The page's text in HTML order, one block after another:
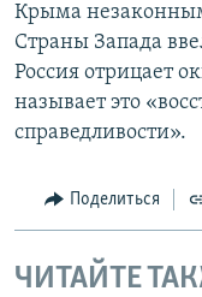
Крыма
Страны Запада
Россия отрицает
называет это
справедливости».
Поделиться
ЧИТАЙТЕ